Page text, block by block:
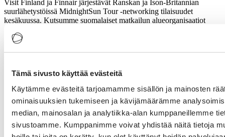
Tämä sivusto käyttää evästeitä
Käytämme evästeitä tarjoamamme sisällön ja mainosten
ominaisuuksien tukemiseen ja kävijämäärämme
median, mainosalan ja analytiikka-alan kumppaneillemme
sivustoamme. Kumppanimme voivat yhdistää näitä tietoja
Visit Finland ja Finnair järjestävät Ranskan ja Ison-Britannian
suurlähetystöissä MidnightSun Tour -networking tilaisuudet
kesäkuussa. Kutsumme suomalaiset matkailun alueorganisaatiot
Suomea kesämatkakohteena kanssamme!
Tilaisuuksien tavoitteena on markkinoida Suomea
tilaisuuksiin kutsumme matkanjärjestäjiä, matkatoimistoja ja B2B-
Midnight Sun Workshopin pitopaikka sekä aloittamaan ostajien
kutsut tapahtumaan.
Mukaan otetaan 10 matkailukohdetta Suomesta. Osallistuvat
destinaatiot tapaavat n. 30-40 ostajakontaktia kummassakin